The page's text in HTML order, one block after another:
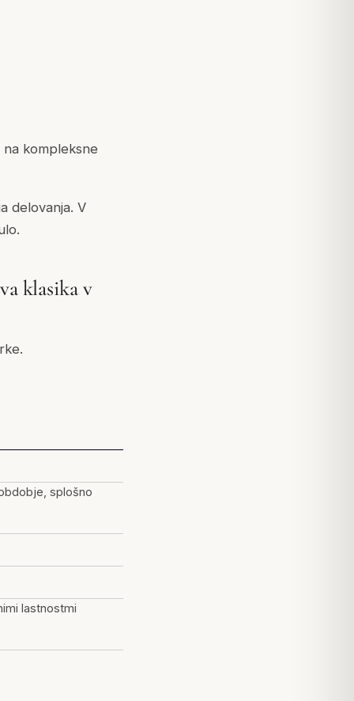
kompleksne
delovanja. V
klasika v
splošno
lastnostmi